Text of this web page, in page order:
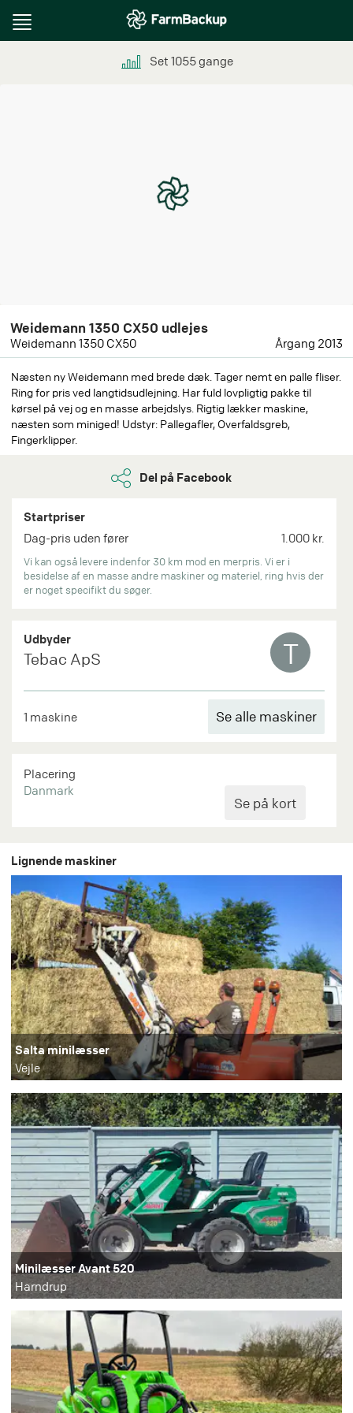
Toggle
Set 1055gange
Weidemann 1350 CX50 udlejes
Weidemann 1350 CX50 Årgang 2013
Næsten ny Weidemann med brede dæk. Tager nemt en palle fliser.
Ring for pris ved langtidsudlejning. Har fuld lovpligtig pakke til
kørsel på vej og en masse arbejdslys. Rigtig lækker maskine,
næsten som miniged! Udstyr: Pallegafler, Overfaldsgreb,
Fingerklipper.
Del på Facebook
Startpriser
Dag-pris uden fører
1.000 kr.
Vi kan også levere indenfor 30 km mod en merpris. Vi er i
besidelse af en masse andre maskiner og materiel, ring hvis der
er noget specifikt du søger.
Udbyder
Tebac ApS T
1 maskine Se alle maskiner
Placering
Danmark
Lignende maskiner
Salta minilæsser
Vejle
Minilæsser Avant 520
Harndrup